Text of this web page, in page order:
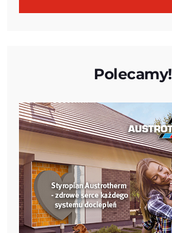
Polecamy!